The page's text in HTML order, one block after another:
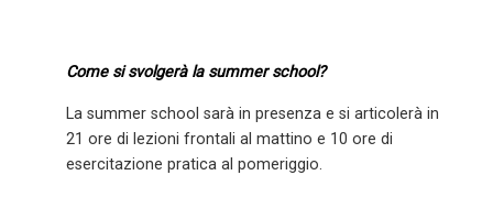
Come si svolgerà la summer school?
La summer school sarà in presenza e si articolerà in
21 ore di lezioni frontali al mattino e 10 ore di
esercitazione pratica al pomeriggio.